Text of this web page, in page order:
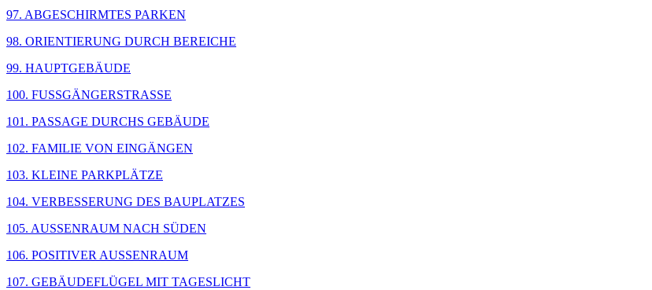
97. ABGESCHIRMTES PARKEN
98. ORIENTIERUNG DURCH BEREICHE
99. HAUPTGEBÄUDE
100. FUSSGÄNGERSTRASSE
101. PASSAGE DURCHS GEBÄUDE
102. FAMILIE VON EINGÄNGEN
103. KLEINE PARKPLÄTZE
104. VERBESSERUNG DES BAUPLATZES
105. AUSSENRAUM NACH SÜDEN
106. POSITIVER AUSSENRAUM
107. GEBÄUDEFLÜGEL MIT TAGESLICHT